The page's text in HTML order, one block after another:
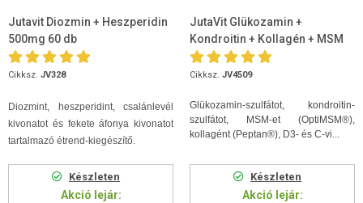
Jutavit Diozmin + Heszperidin
500mg 60 db
Cikksz. JV328
Diozmint, heszperidint, csalánlevél
kivonatot és fekete áfonya kivonatot
tartalmazó étrend-kiegészítő.
Készleten
Akció lejár:
JutaVit Glükozamin +
Kondroitin + Kollagén + MSM
D+C vitamin 120db tabletta
Cikksz. JV4509
Glükozamin-szulfátot, kondroitin-
szulfátot, MSM-et (OptiMSM®),
kollagént (Peptan®), D3- és C-vi...
Készleten
Akció lejár: